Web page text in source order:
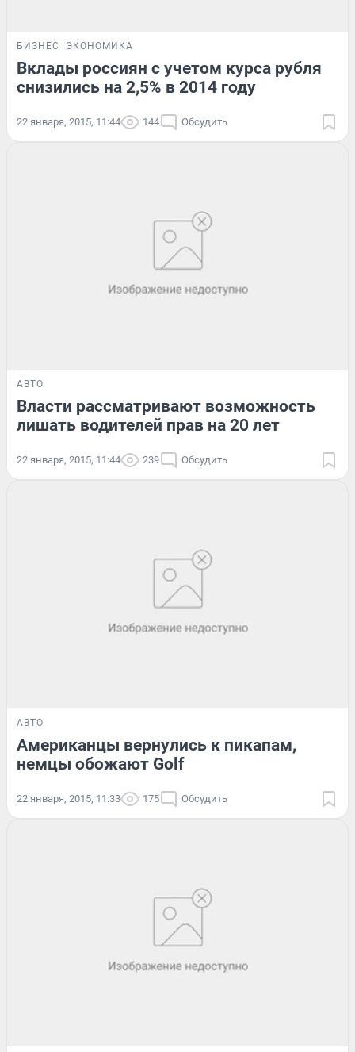
БИЗНЕС ЭКОНОМИКА
Вклады россиян с учетом курса рубля
снизились на 2,5% в 2014 году
22 января, 2015, 11:44 144 Обсудить
АВТО
Власти рассматривают возможность
лишать водителей прав на 20 лет
22 января, 2015, 11:44 239 Обсудить
АВТО
Американцы вернулись к пикапам,
немцы обожают Golf
22 января, 2015, 11:33 175 Обсудить